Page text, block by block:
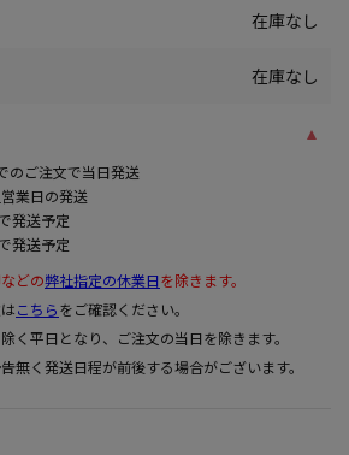
在庫なし
在庫なし
のご注文で当日発送
業日の発送
発送予定
発送予定
どの弊社指定の休業日を除きます。
こちらをご確認ください。
く平日となり、ご注文の当日を除きます。
無く発送日程が前後する場合がございます。